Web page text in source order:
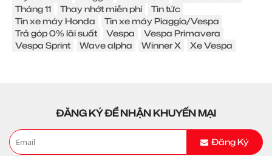
Tháng 11
Thay nhớt miễn phí
Tin tức
Tin xe máy Honda
Tin xe máy Piaggio/Vespa
Trả góp 0% lãi suất
Vespa
Vespa Primavera
Vespa Sprint
Wave alpha Winner X Xe Vespa
ĐĂNG KÝ ĐỂ NHẬN KHUYẾN MẠI
Đăng Ký